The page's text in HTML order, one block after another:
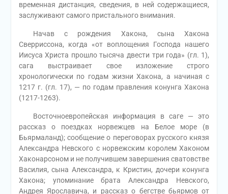
временная дистанция, сведения, в ней содержащиеся,
заслуживают самого пристального внимания.
Начав с рождения Хакона, сына Хакона
Сверриссона, когда «от воплощения Господа нашего
Иисуса Христа прошло тысяча двести три года» (гл. 1),
сага выстраивает свое изложение строго
хронологически по годам жизни Хакона, а начиная с
1217 г. (гл. 17), — по годам правления конунга Хакона
(1217-1263).
Восточноевропейская информация в саге — это
рассказ о поездках норвежцев на Белое море (в
Бьярмаланд); сообщение о переговорах русского князя
Александра Невского с норвежским королем Хаконом
Хаконарсоном и не получившем завершения сватовстве
Василия, сына Александра, к Кристин, дочери конунга
Хакона; упоминание брата Александра Невского,
Андрея Ярославича, и рассказ о бегстве бьярмов от